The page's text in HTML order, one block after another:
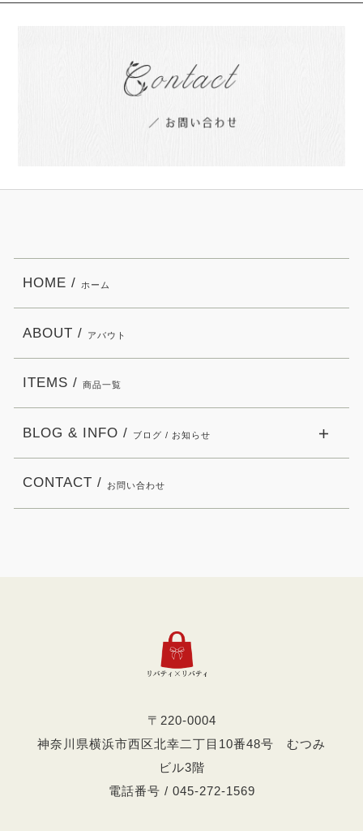
〒220-0004
神奈川県横浜市西区北幸二丁目10番48号 むつみ
ビル3階
電話番号 / 045-272-1569
HOME / ホーム
ABOUT / アバウト
ITEMS / 商品一覧
BLOG & INFO / ブログ / お知らせ
CONTACT / お問い合わせ